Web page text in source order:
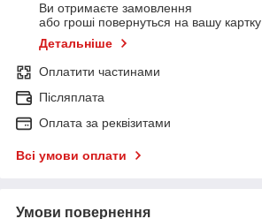
Ви отримаєте замовлення
або гроші повернуться на вашу картку
Детальніше
Оплатити частинами
Післяплата
Оплата за реквізитами
Всі умови оплати
Умови повернення